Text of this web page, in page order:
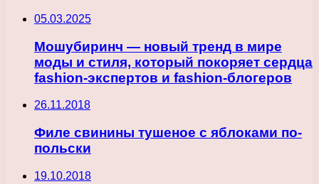
05.03.2025
Мошубиринч — новый тренд в мире
моды и стиля, который покоряет сердца
fashion-экспертов и fashion-блогеров
26.11.2018
Филе свинины тушеное с яблоками по-
польски
19.10.2018